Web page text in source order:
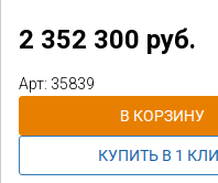
2 352 300 руб.
Арт: 35839